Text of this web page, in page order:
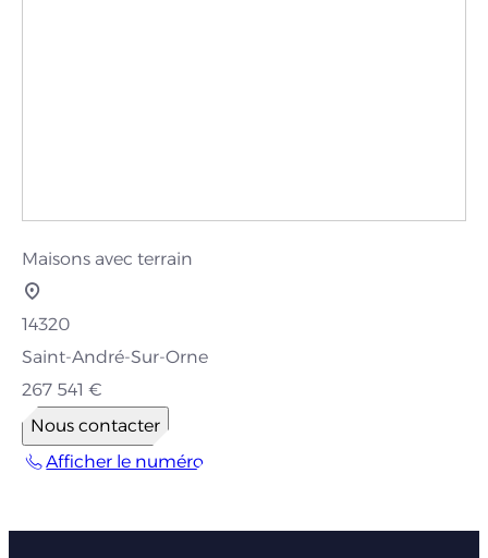
Maisons avec terrain
14320
Saint-André-Sur-Orne
267 541 €
Nous contacter
Afficher le numéro